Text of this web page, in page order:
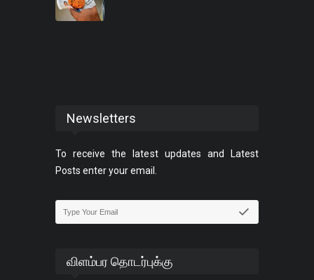
Newsletters
To receive the latest updates and Latest
Posts enter your email.
விளம்பர தொடர்புக்கு